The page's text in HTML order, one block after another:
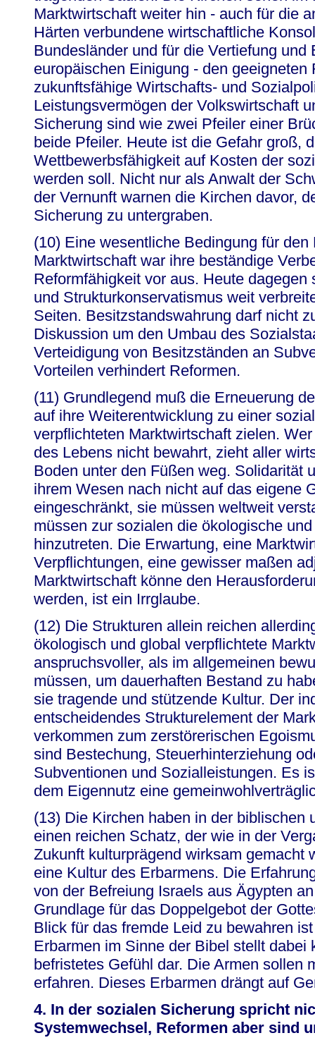
Marktwirtschaft weiter hin - auch für die
Härten verbundene wirtschaftliche
Bundesländer und für die Vertiefung und
europäischen Einigung - den geeigneten
zukunftsfähige Wirtschafts- und
Leistungsvermögen der Volkswirtschaft
Sicherung sind wie zwei Pfeiler einer
beide Pfeiler. Heute ist die Gefahr groß,
Wettbewerbsfähigkeit auf Kosten der
werden soll. Nicht nur als Anwalt der
der Vernunft warnen die Kirchen davor,
Sicherung zu untergraben.
(10) Eine wesentliche Bedingung für
Marktwirtschaft war ihre beständige
Reformfähigkeit vor aus. Heute
und Strukturkonservatismus weit
Seiten. Besitzstandswahrung darf nicht
Diskussion um den Umbau des
Verteidigung von Besitzständen an
Vorteilen verhindert Reformen.
(11) Grundlegend muß die Erneuerung
auf ihre Weiterentwicklung zu einer
verpflichteten Marktwirtschaft zielen.
des Lebens nicht bewahrt, zieht aller
Boden unter den Füßen weg. Solidarität
ihrem Wesen nach nicht auf das eigene
eingeschränkt, sie müssen weltweit
müssen zur sozialen die ökologische
hinzutreten. Die Erwartung, eine
Verpflichtungen, eine gewisser maßen
Marktwirtschaft könne den
werden, ist ein Irrglaube.
(12) Die Strukturen allein reichen
ökologisch und global verpflichtete
anspruchsvoller, als im allgemeinen
müssen, um dauerhaften Bestand zu
sie tragende und stützende Kultur. Der
entscheidendes Strukturelement der
verkommen zum zerstörerischen
sind Bestechung, Steuerhinterziehung
Subventionen und Sozialleistungen. Es
dem Eigennutz eine
(13) Die Kirchen haben in der biblischen
einen reichen Schatz, der wie in der
Zukunft kulturprägend wirksam gemacht
eine Kultur des Erbarmens. Die
von der Befreiung Israels aus Ägypten
Grundlage für das Doppelgebot der
Blick für das fremde Leid zu bewahren
Erbarmen im Sinne der Bibel stellt dabei
befristetes Gefühl dar. Die Armen sollen
erfahren. Dieses Erbarmen drängt auf
4. In der sozialen Sicherung spricht
Systemwechsel, Reformen aber sind